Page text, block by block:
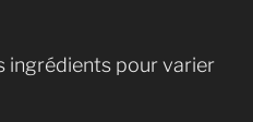
ingrédients pour varier